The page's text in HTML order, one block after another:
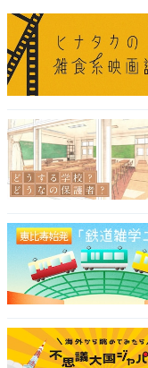
品5選
JVCケンウッド「